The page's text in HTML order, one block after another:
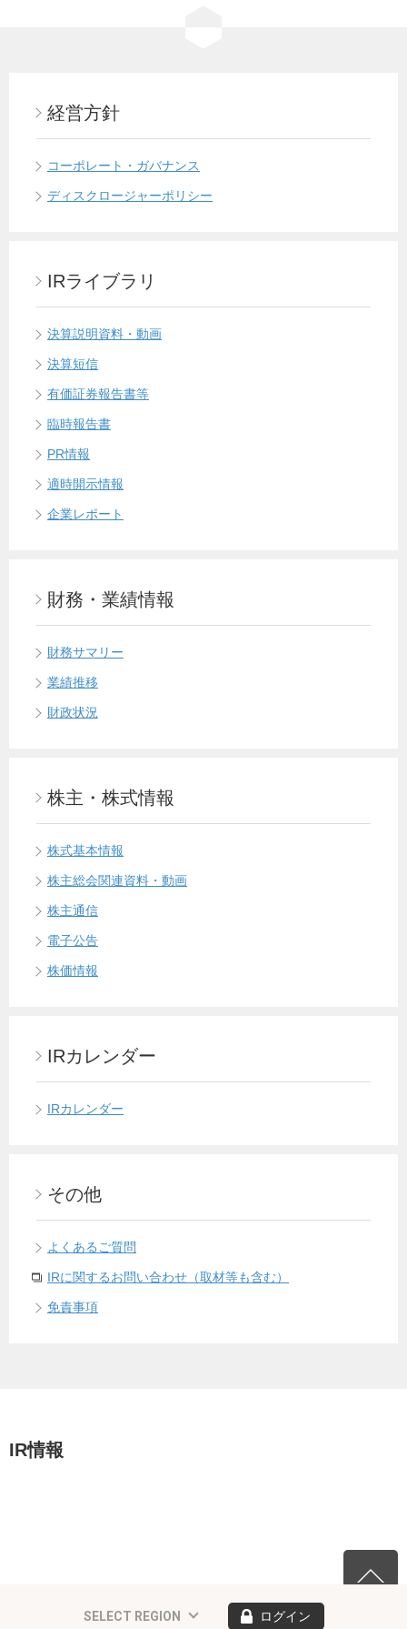
経営方針
コーポレート・ガバナンス
ディスクロージャーポリシー
IRライブラリ
決算説明資料・動画
決算短信
有価証券報告書等
臨時報告書
PR情報
適時開示情報
企業レポート
財務・業績情報
財務サマリー
業績推移
財政状況
株主・株式情報
株式基本情報
株主総会関連資料・動画
株主通信
電子公告
株価情報
IRカレンダー
IRカレンダー
その他
よくあるご質問
IRに関するお問い合わせ（取材等も含む）
免責事項
IR情報
SELECT REGION ログイン